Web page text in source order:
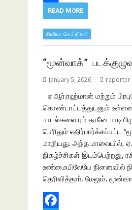
b
o
o
t
t
e
a
t
s
p
h
a
r
READ MORE
சினிமா செய்திகள்
“மூன்வாக்”
January 5, 2026 reporter
ஏ.ஆர்.ரஹ்மான் மற்றும்
கொண்டாட்டத்துடனும்
பாடல்களையும் தானே
பெரிதும்
மாறியது. அந்த மாலையில்,
நிகழ்ச்சிகள் இடம்பெற்றது,
உண்மையிலேயே நினைவில்
தெரிவித்தார். மேலும்,